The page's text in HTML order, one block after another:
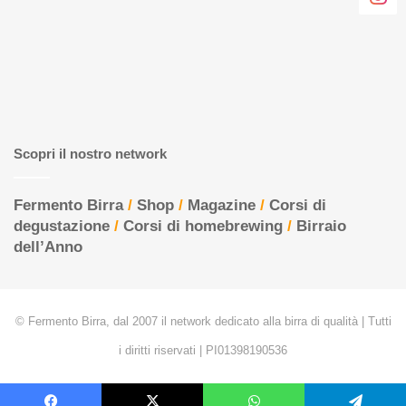
Scopri il nostro network
Fermento Birra/ Shop / Magazine / Corsi di
degustazione / Corsi di homebrewing / Birraio
dell’Anno
© Fermento Birra, dal 2007 il network dedicato alla birra di qualità | Tutti
i diritti riservati | PI01398190536